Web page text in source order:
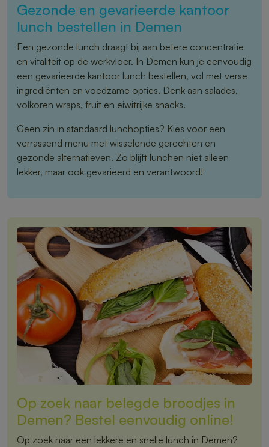
Gezonde en gevarieerde kantoor
lunch bestellen in Demen
Een gezonde lunch draagt bij aan betere concentratie
en vitaliteit op de werkvloer. In Demen kun je eenvoudig
een gevarieerde kantoor lunch bestellen, vol met verse
ingrediënten en voedzame opties. Denk aan salades,
volkoren wraps, fruit en eiwitrijke snacks.
Geen zin in standaard lunchopties? Kies voor een
verrassend menu met wisselende gerechten en
gezonde alternatieven. Zo blijft lunchen niet alleen
lekker, maar ook gevarieerd en verantwoord!
Op zoek naar belegde broodjes in
Demen? Bestel eenvoudig online!
Op zoek naar een lekkere en snelle lunch in Demen?